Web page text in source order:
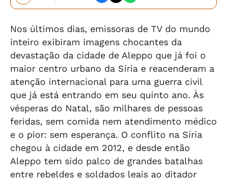
Nos últimos dias, emissoras de TV do mundo
inteiro exibiram imagens chocantes da
devastação da cidade de Aleppo que já foi o
maior centro urbano da Síria e reacenderam a
atenção internacional para uma guerra civil
que já está entrando em seu quinto ano. Às
vésperas do Natal, são milhares de pessoas
feridas, sem comida nem atendimento médico
e o pior: sem esperança. O conflito na Síria
chegou à cidade em 2012, e desde então
Aleppo tem sido palco de grandes batalhas
entre rebeldes e soldados leais ao ditador